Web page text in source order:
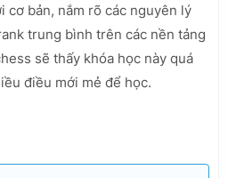
cơ bản, nắm rõ các nguyên lý
trung bình trên các nền tảng
sẽ thấy khóa học này quá
điều mới mẻ để học.